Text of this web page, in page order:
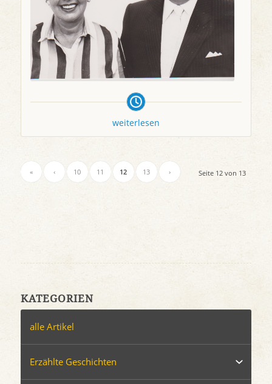
weiterlesen
Seite 12 von 13
« ‹ 10 11 12 13 ›
KATEGORIEN
alle Artikel
Erzählte Geschichten